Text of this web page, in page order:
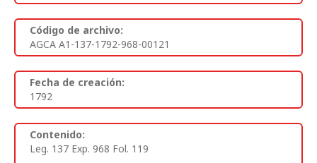
Código de archivo:
AGCA A1-137-1792-968-00121
Fecha de creación:
1792
Contenido:
Leg. 137 Exp. 968 Fol. 119